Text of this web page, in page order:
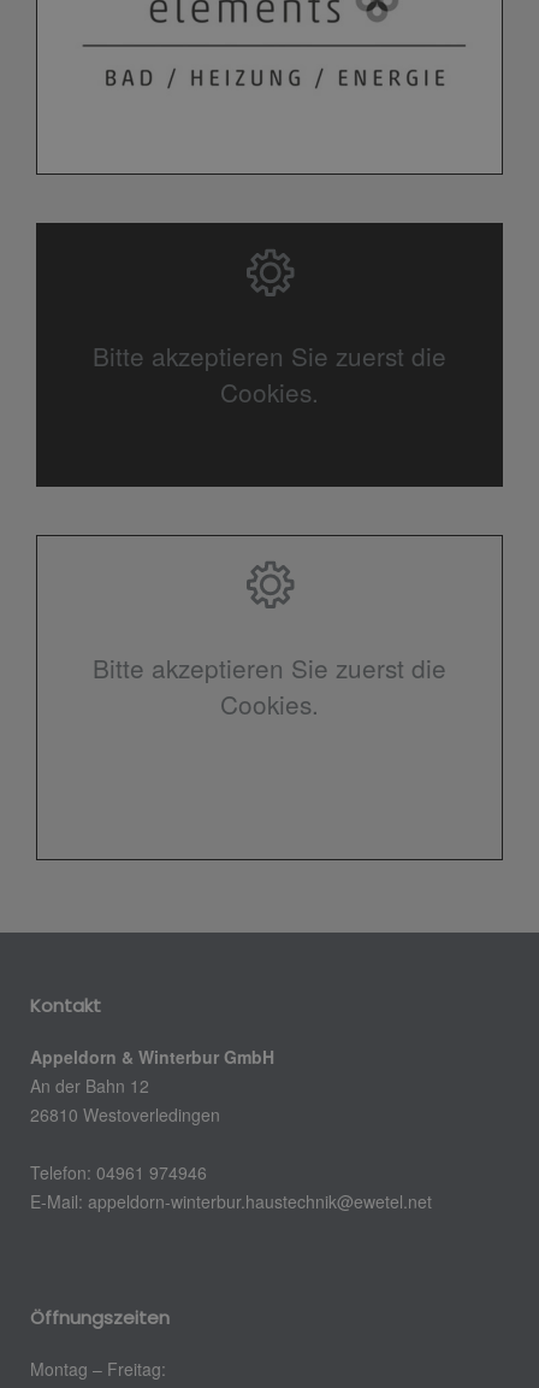
Bitte akzeptieren Sie zuerst die
Cookies.
Bitte akzeptieren Sie zuerst die
Cookies.
Kontakt
Appeldorn & Winterbur GmbH
An der Bahn 12
26810 Westoverledingen
Telefon: 04961 974946
E-Mail: appeldorn-winterbur.haustechnik@ewetel.net
Öffnungszeiten
Montag – Freitag: